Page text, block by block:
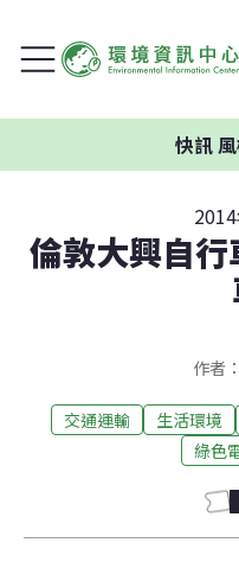
快訊風機
倫敦大興自
作者
交通運輸 生活環境
綠色